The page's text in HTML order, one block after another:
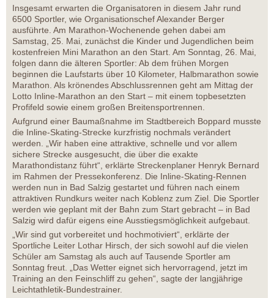
Insgesamt erwarten die Organisatoren in diesem Jahr rund
6500 Sportler, wie Organisationschef Alexander Berger
ausführte. Am Marathon-Wochenende gehen dabei am
Samstag, 25. Mai, zunächst die Kinder und Jugendlichen beim
kostenfreien Mini Marathon an den Start. Am Sonntag, 26. Mai,
folgen dann die älteren Sportler: Ab dem frühen Morgen
beginnen die Laufstarts über 10 Kilometer, Halbmarathon sowie
Marathon. Als krönendes Abschlussrennen geht am Mittag der
Lotto Inline-Marathon an den Start – mit einem topbesetzten
Profifeld sowie einem großen Breitensportrennen.
Aufgrund einer Baumaßnahme im Stadtbereich Boppard musste
die Inline-Skating-Strecke kurzfristig nochmals verändert
werden. „Wir haben eine attraktive, schnelle und vor allem
sichere Strecke ausgesucht, die über die exakte
Marathondistanz führt“, erklärte Streckenplaner Henryk Bernard
im Rahmen der Pressekonferenz. Die Inline-Skating-Rennen
werden nun in Bad Salzig gestartet und führen nach einem
attraktiven Rundkurs weiter nach Koblenz zum Ziel. Die Sportler
werden wie geplant mit der Bahn zum Start gebracht – in Bad
Salzig wird dafür eigens eine Ausstiegsmöglichkeit aufgebaut.
„Wir sind gut vorbereitet und hochmotiviert“, erklärte der
Sportliche Leiter Lothar Hirsch, der sich sowohl auf die vielen
Schüler am Samstag als auch auf Tausende Sportler am
Sonntag freut. „Das Wetter eignet sich hervorragend, jetzt im
Training an den Feinschliff zu gehen“, sagte der langjährige
Leichtathletik-Bundestrainer.